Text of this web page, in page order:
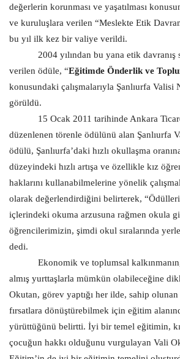
Galeriler
Siyaset
Künye
Yaşam
İletişim
Sağlık
Kültür Sanat
değerlerin korunması ve yaşatılması
ve kuruluşlara verilen “Meslekte Etik
bu yıl ilk kez bir valiye verildi.
2004 yılından bu yana etik
verilen ödüle, “Eğitimde Önderlik ve
konusundaki çalışmalarıyla Şanlıurfa Valisi
görüldü.
15 Ocak 2011 tarihinde Ankara
düzenlenen törenle ödülünü alan Şanlıurfa
ödülü, Şanlıurfa’daki hızlı okullaşma
düzeyindeki hızlı artışa ve özellikle kız
haklarını kullanabilmelerine yönelik
olarak değerlendirdiğini belirterek,
içlerindeki okuma arzusuna rağmen okula
öğrencilerimizin, şimdi okul sıralarında
dedi.
Ekonomik ve toplumsal
almış yurttaşlarla mümkün olabileceğine
Okutan, görev yaptığı her ilde, sahip
fırsatlara dönüştürebilmek için eğitim
yürüttüğünü belirtti. İyi bir temel eğitimin,
çocuğun hakkı olduğunu vurgulayan Vali